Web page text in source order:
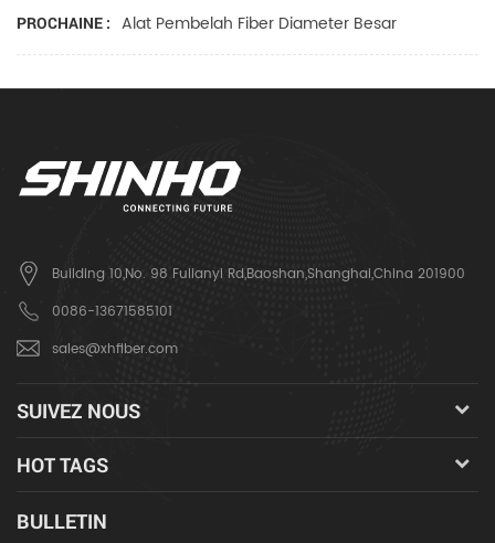
PROCHAINE : Alat Pembelah Fiber Diameter Besar
Building 10,No. 98 Fulianyi Rd,Baoshan,Shanghai,China 201900
0086-13671585101
sales@xhfiber.com
SUIVEZ NOUS
HOT TAGS
BULLETIN